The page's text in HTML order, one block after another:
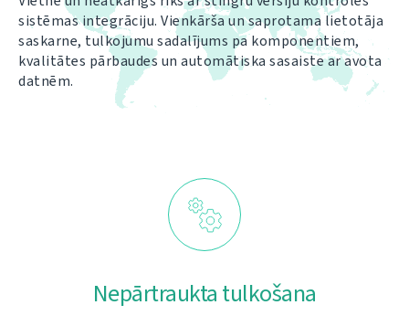
sistēmas integrāciju. Vienkārša un saprotama lietotāja
saskarne, tulkojumu sadalījums pa komponentiem,
kvalitātes pārbaudes un automātiska sasaiste ar avota
datnēm.
Nepārtraukta tulkošana